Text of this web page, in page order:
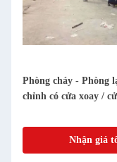
Phòng cháy - Phòng
chỉnh có cửa xoay /
Nhận giá